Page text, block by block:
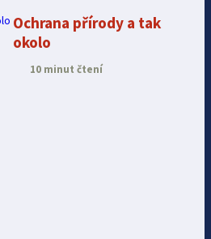
Ochrana přírody a tak
okolo
10 minut čtení